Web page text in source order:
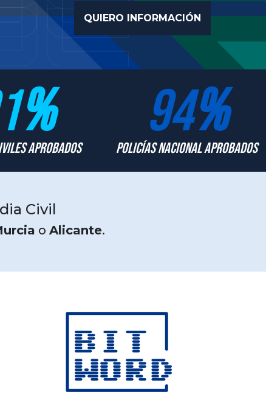
%
Aprobados
94%
Policías Nacional Aprobados
Civil
o Alicante.